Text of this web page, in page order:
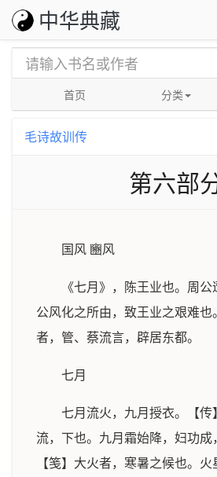
中华典藏
首页 分类
毛诗故训传
第六部
国风 豳风
《七月》，陈王业也。周
公风化之所由，致王业之艰难也
者，管、蔡流言，辟居东都。
七月
七月流火，九月授衣。【传
流，下也。九月霜始降，妇功成
【笺】大火者，寒暑之候也。